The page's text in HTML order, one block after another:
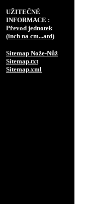
UŽITEČNÉ
INFORMACE :
Převod jednotek
(inch na cm...atd)
Sitemap Nože-Nůž
Sitemap.txt
Sitemap.xml